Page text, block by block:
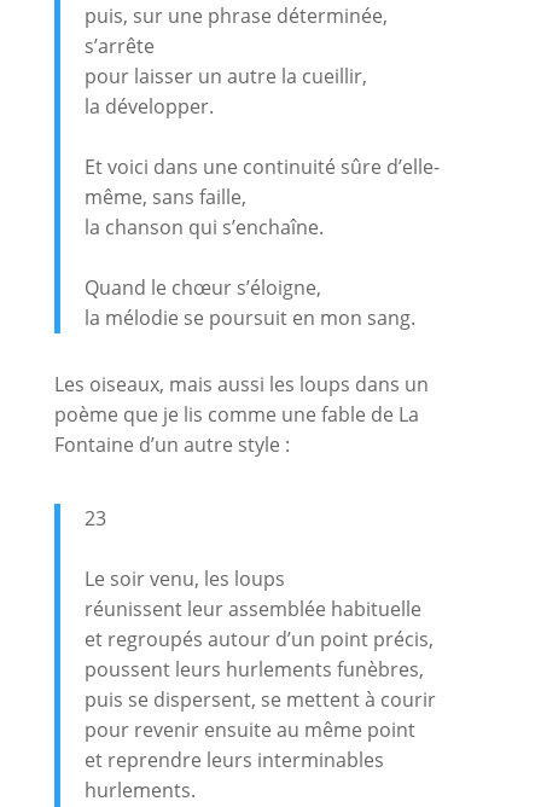
puis, sur une phrase déterminée,
s’arrête
pour laisser un autre la cueillir,
la développer.
Et voici dans une continuité sûre d’elle-
même, sans faille,
la chanson qui s’enchaîne.
Quand le chœur s’éloigne,
la mélodie se poursuit en mon sang.
Les oiseaux, mais aussi les loups dans un
poème que je lis comme une fable de La
Fontaine d’un autre style :
23
Le soir venu, les loups
réunissent leur assemblée habituelle
et regroupés autour d’un point précis,
poussent leurs hurlements funèbres,
puis se dispersent, se mettent à courir
pour revenir ensuite au même point
et reprendre leurs interminables
hurlements.